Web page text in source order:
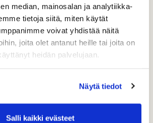
median, mainosalan ja analytiikka-
tietoja siitä, miten käytät
voivat yhdistää näitä
joita olet antanut heille tai joita on
heidän palvelujaan.
Näytä tiedot
Salli kaikki evästeet
-arvonta